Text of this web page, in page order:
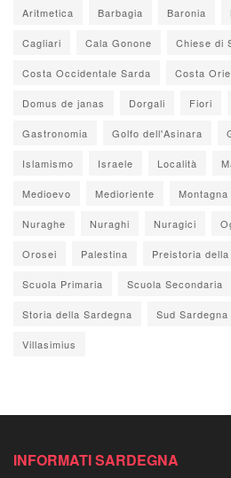
Aritmetica Barbagia Baronia
Cagliari Cala Gonone Chiese di
Costa Occidentale Sarda Costa
Domus de janas Dorgali Fiori
Gastronomia Golfo dell'Asinara
Islamismo Israele Località
Medioevo Medioriente Montagna
Nuraghe Nuraghi Nuragici
Orosei Palestina Preistoria
Scuola Primaria Scuola Secondaria
Storia della Sardegna Sud Sardegna
Villasimius
INFORMATI SARDEGNA